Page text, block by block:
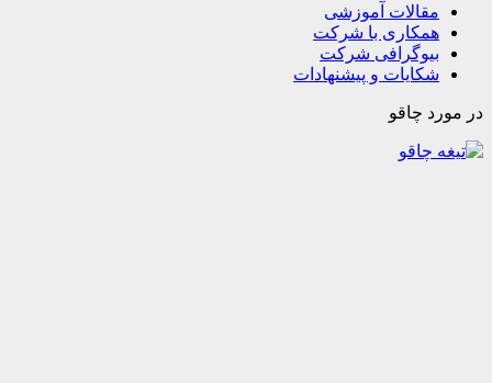
مقالات آموزشی
همکاری با شرکت
بیوگرافی شرکت
شکایات و پیشنهادات
در مورد چاقو